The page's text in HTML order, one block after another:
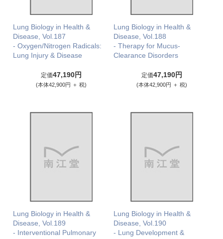
Lung Biology in Health &
Disease, Vol.187
- Oxygen/Nitrogen Radicals:
Lung Injury & Disease
定価47,190円
(本体42,900円 ＋ 税)
Lung Biology in Health &
Disease, Vol.188
- Therapy for Mucus-
Clearance Disorders
定価47,190円
(本体42,900円 ＋ 税)
Lung Biology in Health &
Disease, Vol.189
- Interventional Pulmonary
Lung Biology in Health &
Disease, Vol.190
- Lung Development &